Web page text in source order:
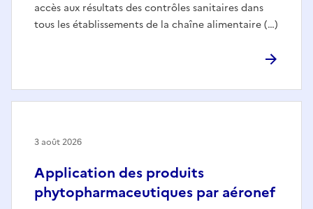
accès aux résultats des contrôles sanitaires dans
tous les établissements de la chaîne alimentaire (…)
Application des produits
phytopharmaceutiques par aéronef
3 août 2026